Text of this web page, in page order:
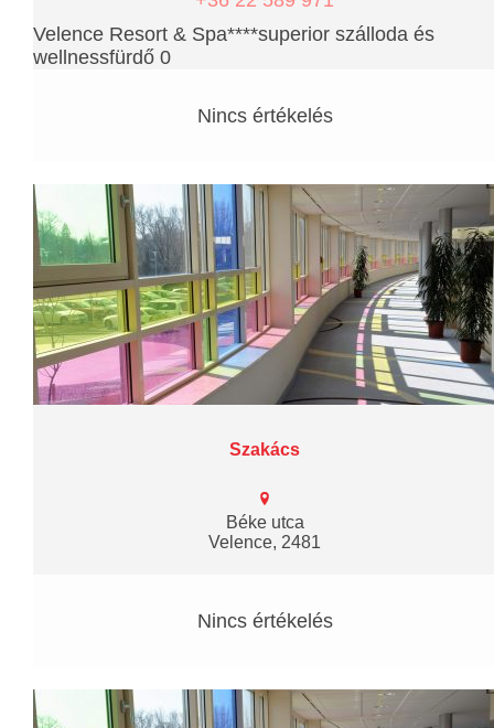
Velence Resort & Spa****superior szálloda és
wellnessfürdő 0
Nincs értékelés
Szakács
Béke utca
Velence, 2481
Nincs értékelés